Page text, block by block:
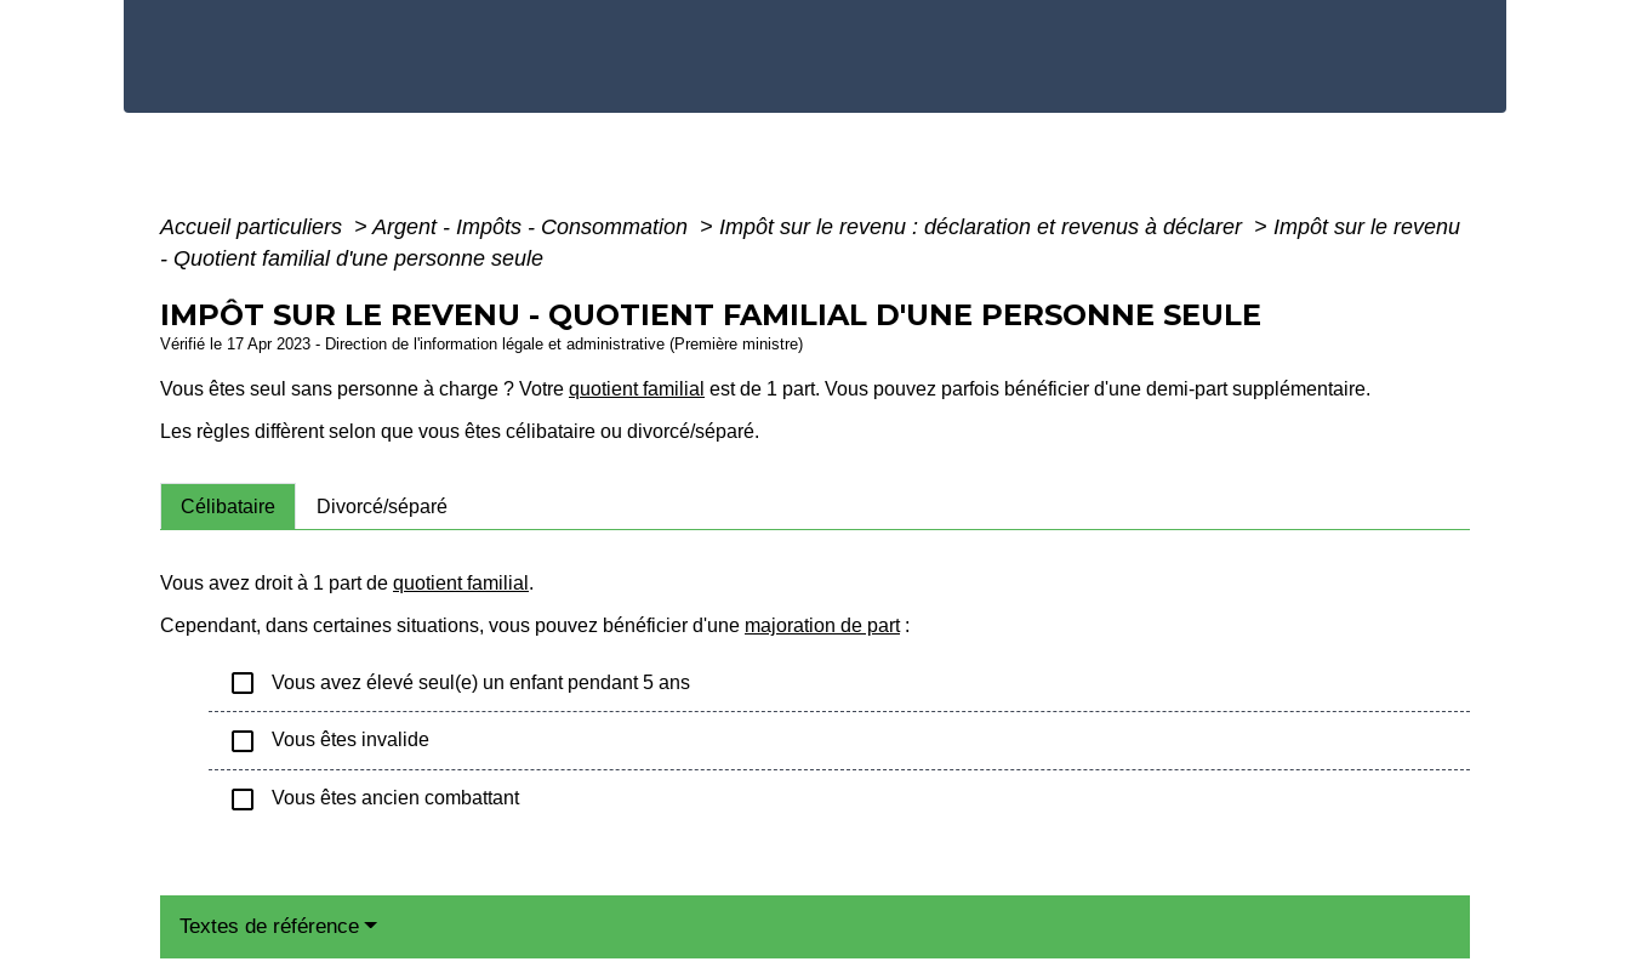
Accueil particuliers > Argent - Impôts - Consommation > Impôt sur le revenu : déclaration et revenus à déclarer > Impôt sur le revenu
- Quotient familial d'une personne seule
IMPÔT SUR LE REVENU - QUOTIENT FAMILIAL D'UNE PERSONNE SEULE
Vérifié le 17 Apr 2023 - Direction de l'information légale et administrative (Première ministre)
Vous êtes seul sans personne à charge ? Votre quotient familial est de 1 part. Vous pouvez parfois bénéficier d'une demi-part supplémentaire.
Les règles diffèrent selon que vous êtes célibataire ou divorcé/séparé.
Célibataire Divorcé/séparé
Vous avez droit à 1 part de quotient familial .
Cependant, dans certaines situations, vous pouvez bénéficier d'une majoration de part:
check_box_outline_blank Vous avez élevé seul(e) un enfant pendant 5 ans
check_box_outline_blank Vous êtes invalide
check_box_outline_blank Vous êtes ancien combattant
Textes de référence